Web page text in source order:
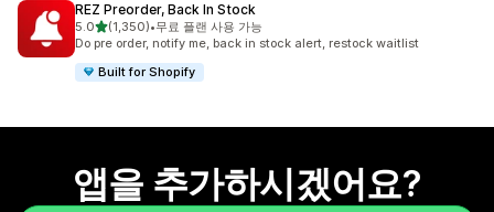
REZ Preorder, Back In Stock
5.0별 5개 중
(1,350)
총 리뷰 1350개
•무료 플랜 사용 가능
Do pre order, notify me, back in stock alert, restock waitlist
Built for Shopify
앱을 추가하시겠어요?